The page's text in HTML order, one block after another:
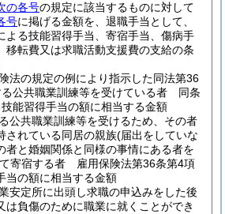
の各号の規定に該当するものに対して
号に掲げる金額を、退職手当として、
よる技能習得手当、寄宿手当、傷病手
移転費又は求職活動支援費の支給の条
法の規定の例により指示した同法第36
公共職業訓練等を受けている者 同条
能習得手当の額に相当する金額
公共職業訓練等を受けるため、その者
されている同居の親族(届出をしていな
者と婚姻関係と同様の事情にある者を
寄宿する者 雇用保険法第36条第4項
当の額に相当する金額
安定所に出頭し求職の申込みをした後
は負傷のために職業に就くことができ